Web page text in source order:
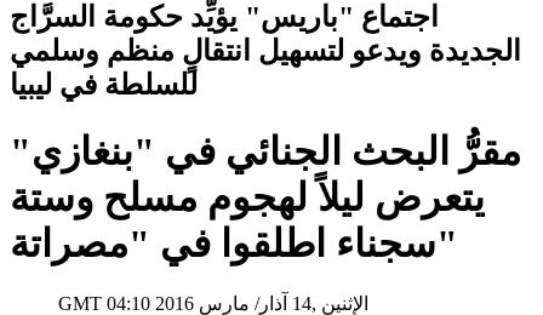
اجتماع "باريس" يؤيِّد حكومة السرَّاج
الجديدة ويدعو لتسهيل انتقالٍ منظم وسلمي
للسلطة في ليبيا
مقرُّ البحث الجنائي في "بنغازي"
يتعرض ليلاً لهجوم مسلح وستة
سجناء اطلقوا في "مصراتة"
GMT 04:10 2016 الإثنين ,14 آذار/ مارس